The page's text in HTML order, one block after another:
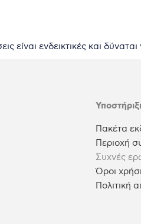
είναι ενδεικτικές και
Πακέτα
Περιοχή
Συχνές
Όροι
Πολιτική